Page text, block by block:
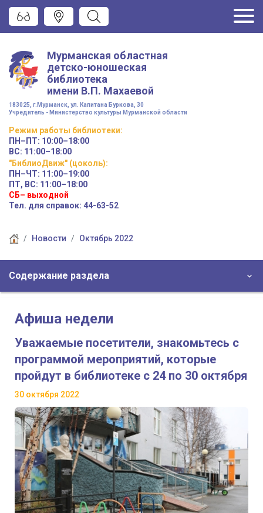
Мурманская областная
детско-юношеская
библиотека
имени В.П. Махаевой
183025, г.Мурманск, ул. Капитана Буркова, 30
Учредитель - Министерство культуры Мурманской области
Режим работы библиотеки:
ПН–ПТ: 10:00–18:00
ВС: 11:00–18:00
"БиблиоДвиж" (цоколь):
ПН–ЧТ: 11:00–19:00
ПТ, ВС: 11:00–18:00
СБ– выходной
Тел. для справок: 44-63-52
Новости Октябрь 2022
Содержание раздела
Афиша недели
Уважаемые посетители, знакомьтесь с
программой мероприятий, которые
пройдут в библиотеке с 24 по 30 октября
30 октября 2022